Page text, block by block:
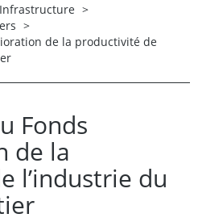
>
>
de la productivité de
Fonds
de la
l’industrie du